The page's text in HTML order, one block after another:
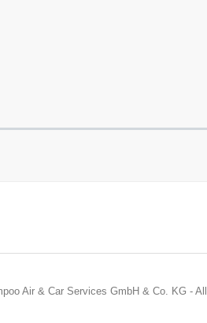
Air & Car Services GmbH & Co. KG -